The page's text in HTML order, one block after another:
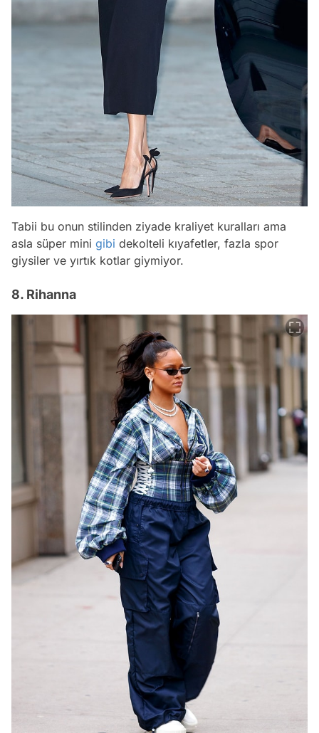
Tabii bu onun stilinden ziyade kraliyet kuralları ama
asla süper mini gibi dekolteli kıyafetler, fazla spor
giysiler ve yırtık kotlar giymiyor.
8. Rihanna